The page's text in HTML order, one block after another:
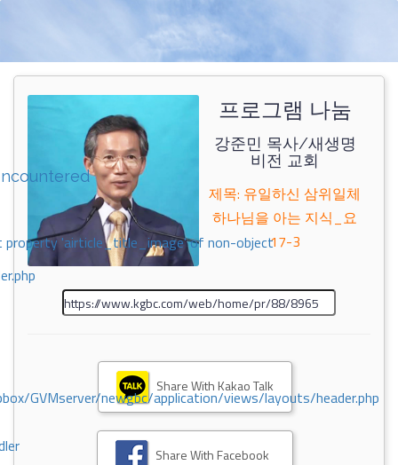
property 'airticle_title_image' of non-object
GVMserver/newgbc/application/views/layouts/header.php
프로그램 나눔
강준민 목사/새생명
비전 교회
제목: 유일하신 삼위일체
하나님을 아는 지식_요
17-3
Share With Kakao Talk
Share With Facebook